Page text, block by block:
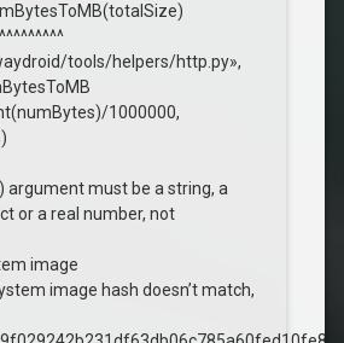
tools/helpers/http.py»,
1000000,
argument must be a string, a
or a real number, not
image
image hash doesn’t match,